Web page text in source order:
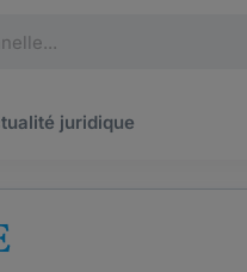
juridique